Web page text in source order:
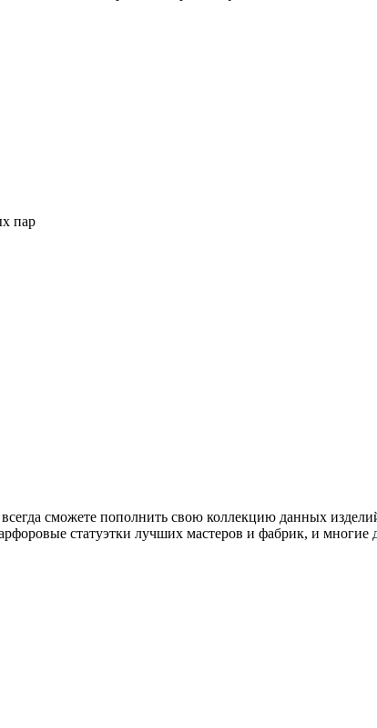
пар
сможете пополнить свою коллекцию данных
статуэтки лучших мастеров и фабрик, и